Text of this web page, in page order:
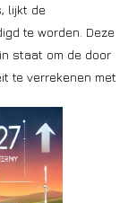
lijkt de
te worden. Deze
staat om de door
te verrekenen met